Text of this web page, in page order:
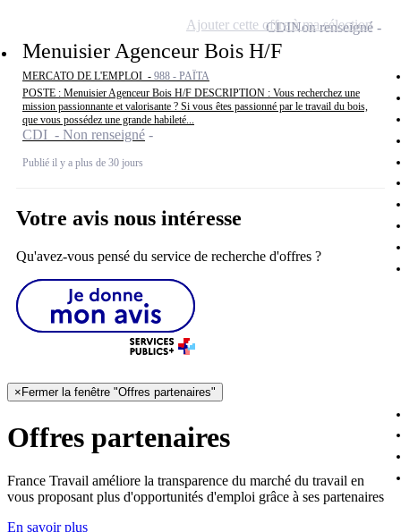
Menuisier Agenceur Bois H/F
MERCATO DE L'EMPLOI - 988 - PAÏTA
POSTE : Menuisier Agenceur Bois H/F DESCRIPTION : Vous recherchez une
mission passionnante et valorisante ? Si vous êtes passionné par le travail du bois,
que vous possédez une grande habileté...
CDI - Non renseigné
Publié il y a plus de 30 jours
CDINon renseigné
Ajouter cette offre à ma sélection
Votre avis nous intéresse
Qu'avez-vous pensé du service de recherche d'offres ?
× Fermer la fenêtre "Offres partenaires"
Offres partenaires
France Travail améliore la transparence du marché du travail en
vous proposant plus d'opportunités d'emploi grâce à ses partenaires
En savoir plus